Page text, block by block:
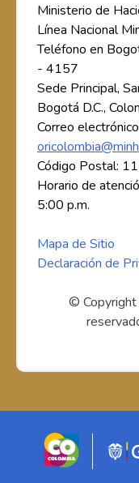
Ministerio de
Línea Nacional
Teléfono en
- 4157
Sede Principal,
Bogotá D.C.,
Correo
Código Postal:
Horario de
5:00 p.m.
Mapa de Sitio
Declaración de
©